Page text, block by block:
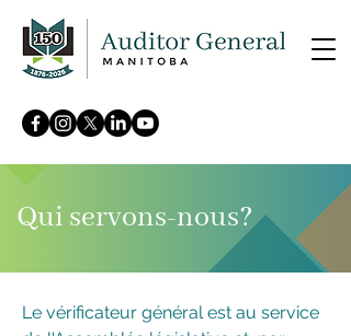
Qui servons-nous?
Le vérificateur général est au service